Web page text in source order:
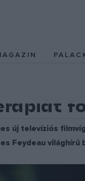
új televíziós
Feydeau világhírű